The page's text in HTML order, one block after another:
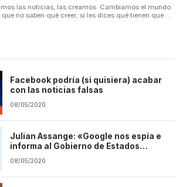
las noticias, las creamos. Cambiamos el mundo.
no saben qué creer; si les dices qué tienen que ...
Facebook podría (si quisiera) acabar
con las noticias falsas
08/05/2020
Julian Assange: «Google nos espía e
informa al Gobierno de Estados
Unidos»
08/05/2020